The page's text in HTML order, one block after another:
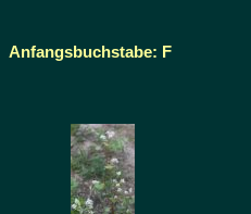
Anfangsbuchstabe: F